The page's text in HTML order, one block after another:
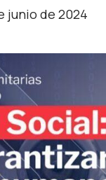
junio de 2024